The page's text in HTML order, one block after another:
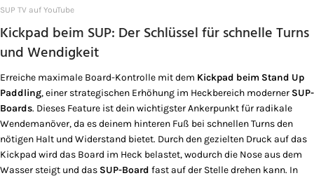
SUP TV auf YouTube
Kickpad beim SUP: Der Schlüssel für schnelle Turns
und Wendigkeit
Erreiche maximale Board-Kontrolle mit dem Kickpad beim Stand Up
Paddling, einer strategischen Erhöhung im Heckbereich moderner SUP-
Boards. Dieses Feature ist dein wichtigster Ankerpunkt für radikale
Wendemanöver, da es deinem hinteren Fuß bei schnellen Turns den
nötigen Halt und Widerstand bietet. Durch den gezielten Druck auf das
Kickpad wird das Board im Heck belastet, wodurch die Nose aus dem
Wasser steigt und das SUP-Board fast auf der Stelle drehen kann. In